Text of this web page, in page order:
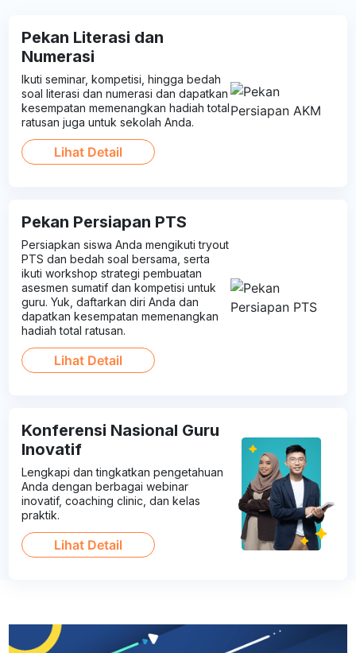
Pekan Literasi dan
Numerasi
Ikuti seminar, kompetisi, hingga bedah
soal literasi dan numerasi dan dapatkan
kesempatan memenangkan hadiah total
ratusan juga untuk sekolah Anda.
Lihat Detail
Pekan Persiapan PTS
Persiapkan siswa Anda mengikuti tryout
PTS dan bedah soal bersama, serta
ikuti workshop strategi pembuatan
asesmen sumatif dan kompetisi untuk
guru. Yuk, daftarkan diri Anda dan
dapatkan kesempatan memenangkan
hadiah total ratusan.
Lihat Detail
Konferensi Nasional Guru
Inovatif
Lengkapi dan tingkatkan pengetahuan
Anda dengan berbagai webinar
inovatif, coaching clinic, dan kelas
praktik.
Lihat Detail